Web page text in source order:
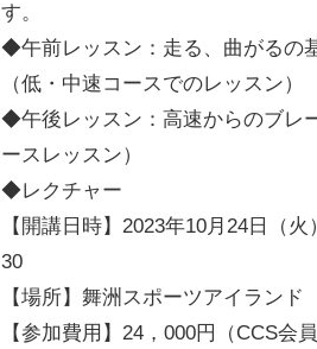
す。
◆午前レッスン：走る、曲がるの
（低・中速コースでのレッスン）
◆午後レッスン：高速からのブレ
ースレッスン）
◆レクチャー
【開講日時】 2023年10 月 24 日（
30
【場所】舞洲スポーツアイランド
【参加費用】 24 ，000円（CCS会員